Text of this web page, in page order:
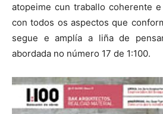
atopeime cun traballo coherente
con todos os aspectos que
segue e amplía a liña de
abordada no número 17 de 1:100.